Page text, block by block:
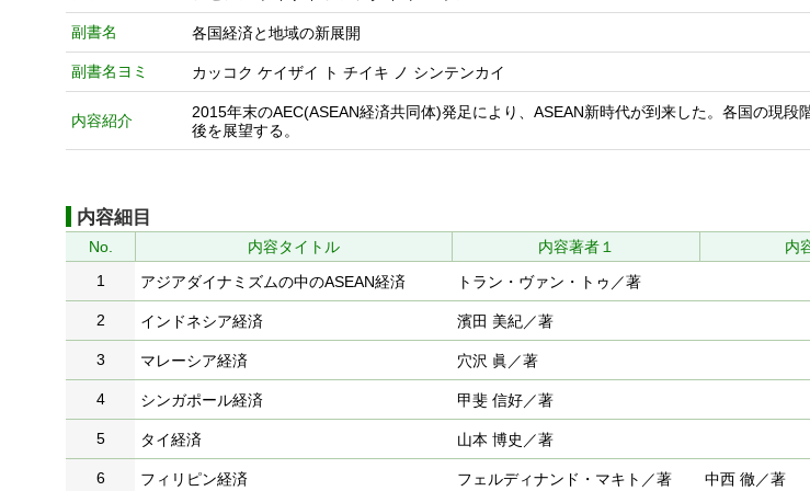
副書名 各国経済と地域の新展開
副書名ヨミ カッコク ケイザイ ト チイキ ノ シンテンカイ
内容紹介
2015年末のAEC(ASEAN経済共同体)発足により、ASEAN新時代が到来した。各国の現
後を展望する。
内容細目
No. 内容タイトル 内容著者１ 内
1
アジアダイナミズムの中のASEAN経済 トラン・ヴァン・トゥ／著
2 インドネシア経済 濱田 美紀／著
3 マレーシア経済 穴沢 眞／著
4 シンガポール経済 甲斐 信好／著
5 タイ経済 山本 博史／著
6 フィリピン経済 フェルディナンド・マキト／著 中西 徹／著